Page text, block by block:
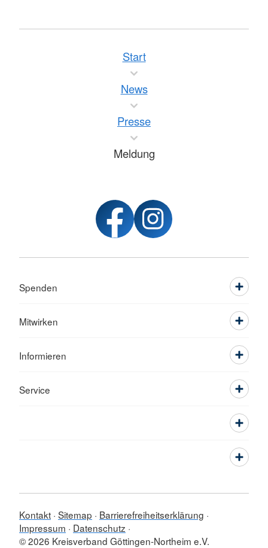
Start
News
Presse
Meldung
Spenden
Mitwirken
Informieren
Service
Kontakt Sitemap
Barrierefreiheitserklärung
Impressum
Datenschutz
© 2026 Kreisverband Göttingen-Northeim e.V.